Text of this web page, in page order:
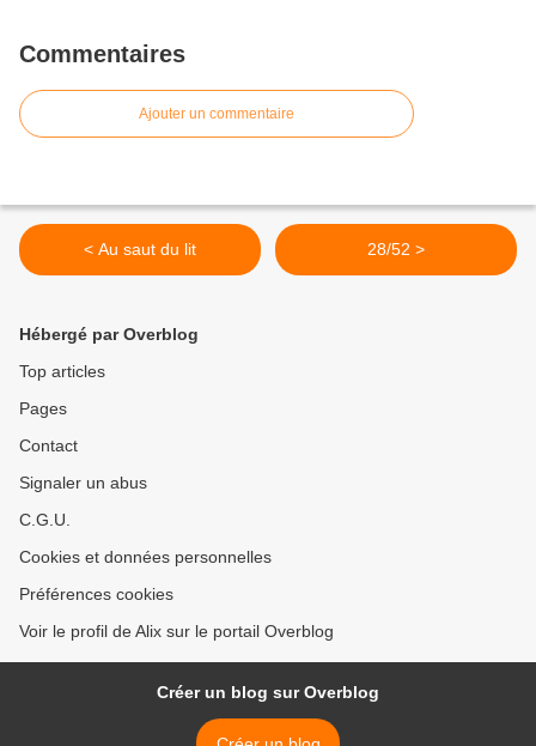
Commentaires
Ajouter un commentaire
< Au saut du lit 28/52 >
Hébergé par Overblog
Top articles
Pages
Contact
Signaler un abus
C.G.U.
Cookies et données personnelles
Préférences cookies
Voir le profil de Alix sur le portail Overblog
Créer un blog sur Overblog